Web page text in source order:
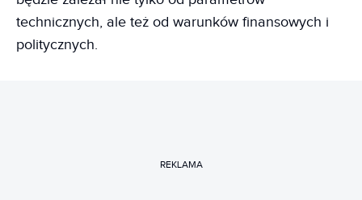
technicznych, ale też od warunków finansowych i
politycznych.
REKLAMA